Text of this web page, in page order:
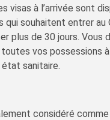
visas à l’arrivée sont
souhaitent entrer au
plus de 30 jours. Vous
vos possessions
sanitaire.
considéré comme